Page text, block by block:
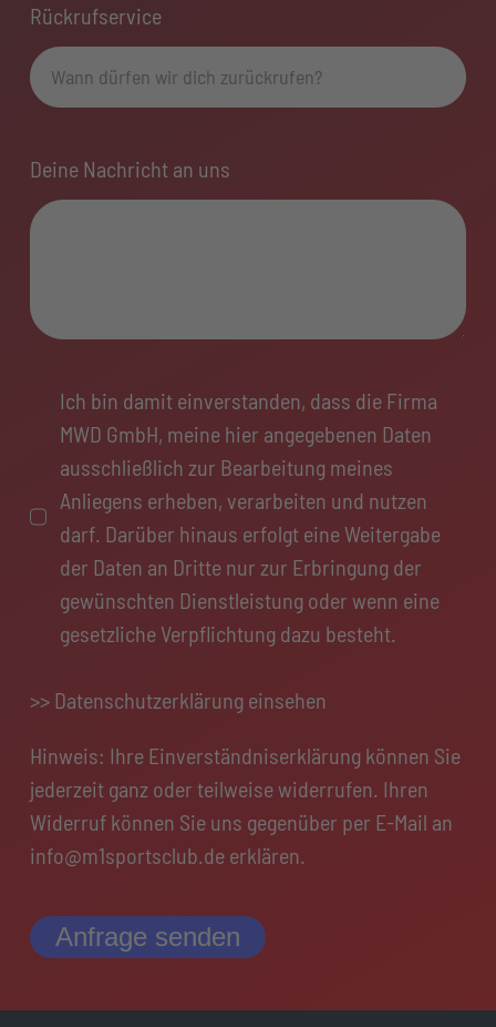
Rückrufservice
Deine Nachricht an uns
Ich bin damit einverstanden, dass die Firma
MWD GmbH, meine hier angegebenen Daten
ausschließlich zur Bearbeitung meines
Anliegens erheben, verarbeiten und nutzen
darf. Darüber hinaus erfolgt eine Weitergabe
der Daten an Dritte nur zur Erbringung der
gewünschten Dienstleistung oder wenn eine
gesetzliche Verpflichtung dazu besteht.
>> Datenschutzerklärung einsehen
Hinweis: Ihre Einverständniserklärung können Sie
jederzeit ganz oder teilweise widerrufen. Ihren
Widerruf können Sie uns gegenüber per E-Mail an
info@m1sportsclub.de erklären.
Anfrage senden